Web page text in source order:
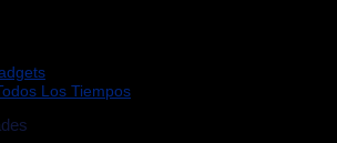
Los Tiempos